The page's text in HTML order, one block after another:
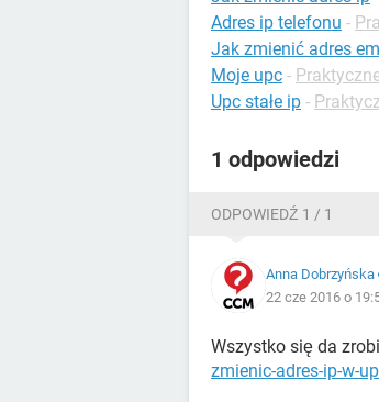
Adres ip telefonu -
Jak zmienić adres
Moje upc -
Upc stałe ip -
1 odpowiedzi
ODPOWIEDŹ 1 / 1
Anna Dobrzyńska
22 cze 2016 o
Wszystko się da
zmienic-adres-ip-w-